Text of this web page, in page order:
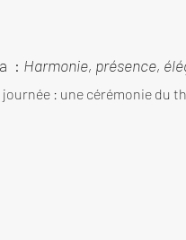
: Harmonie, présence,
: une cérémonie du